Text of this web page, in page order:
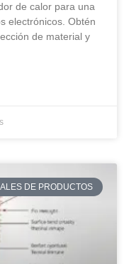
de calor para una
electrónicos. Obtén
de material y
DE PRODUCTOS